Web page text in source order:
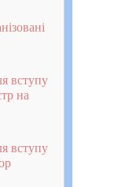
вступу
на
вступу